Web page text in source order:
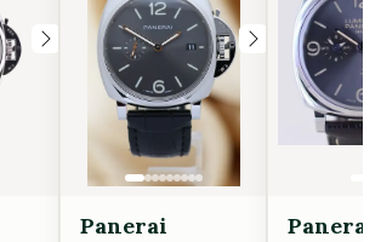
Panerai Panerai